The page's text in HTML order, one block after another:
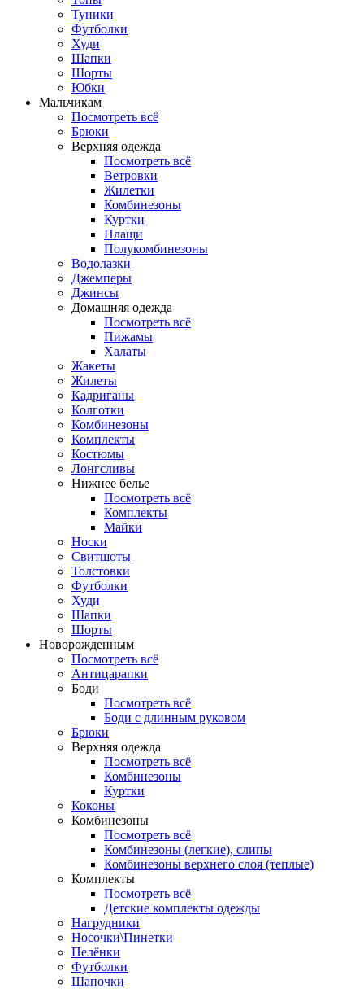
Туники
Футболки
Худи
Шапки
Шорты
Юбки
Мальчикам
Посмотреть всё
Брюки
Верхняя одежда
Посмотреть всё
Ветровки
Жилетки
Комбинезоны
Куртки
Плащи
Полукомбинезоны
Водолазки
Джемперы
Джинсы
Домашняя одежда
Посмотреть всё
Пижамы
Халаты
Жакеты
Жилеты
Кадриганы
Колготки
Комбинезоны
Комплекты
Костюмы
Лонгсливы
Нижнее белье
Посмотреть всё
Комплекты
Майки
Носки
Свитшоты
Толстовки
Футболки
Худи
Шапки
Шорты
Новорожденным
Посмотреть всё
Антицарапки
Боди
Посмотреть всё
Боди с длинным руковом
Брюки
Верхняя одежда
Посмотреть всё
Комбинезоны
Куртки
Коконы
Комбинезоны
Посмотреть всё
Комбинезоны (легкие), слипы
Комбинезоны верхнего слоя (теплые)
Комплекты
Посмотреть всё
Детские комплекты одежды
Нагрудники
Носочки\Пинетки
Пелёнки
Футболки
Шапочки